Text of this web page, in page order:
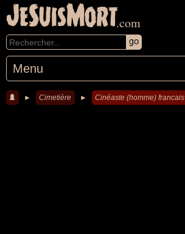
JeSuisMort.com
Menu
► Cimetière ► Cinéaste (homme) francais